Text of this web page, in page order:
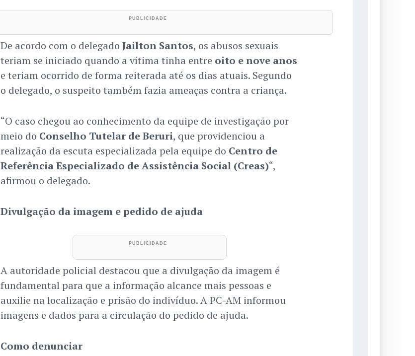
De acordo com o delegado Jailton Santos, os abusos sexuais
teriam se iniciado quando a vítima tinha entre oito e nove anos
e teriam ocorrido de forma reiterada até os dias atuais. Segundo
o delegado, o suspeito também fazia ameaças contra a criança.
“O caso chegou ao conhecimento da equipe de investigação por
meio do Conselho Tutelar de Beruri, que providenciou a
realização da escuta especializada pela equipe do Centro de
Referência Especializado de Assistência Social (Creas)“,
afirmou o delegado.
Divulgação da imagem e pedido de ajuda
A autoridade policial destacou que a divulgação da imagem é
fundamental para que a informação alcance mais pessoas e
auxilie na localização e prisão do indivíduo. A PC-AM informou
imagens e dados para a circulação do pedido de ajuda.
Como denunciar